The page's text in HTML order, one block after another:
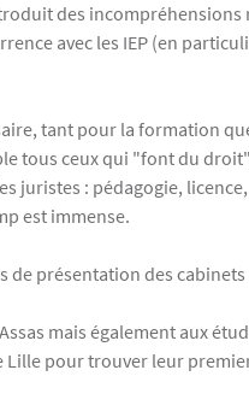
des
avec les IEP (en
tant pour la formation
tous ceux qui "font du
juristes : pédagogie,
est immense.
de présentation des
mais également aux
Lille pour trouver leur